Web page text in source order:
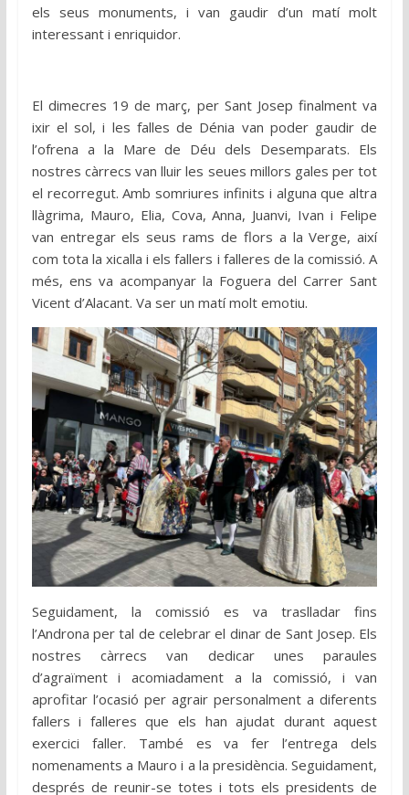
els seus monuments, i van gaudir d’un matí molt
interessant i enriquidor.
El dimecres 19 de març, per Sant Josep finalment va
ixir el sol, i les falles de Dénia van poder gaudir de
l’ofrena a la Mare de Déu dels Desemparats. Els
nostres càrrecs van lluir les seues millors gales per tot
el recorregut. Amb somriures infinits i alguna que altra
llàgrima, Mauro, Elia, Cova, Anna, Juanvi, Ivan i Felipe
van entregar els seus rams de flors a la Verge, així
com tota la xicalla i els fallers i falleres de la comissió. A
més, ens va acompanyar la Foguera del Carrer Sant
Vicent d’Alacant. Va ser un matí molt emotiu.
Seguidament, la comissió es va traslladar fins
l’Androna per tal de celebrar el dinar de Sant Josep. Els
nostres càrrecs van dedicar unes paraules
d’agraïment i acomiadament a la comissió, i van
aprofitar l’ocasió per agrair personalment a diferents
fallers i falleres que els han ajudat durant aquest
exercici faller. També es va fer l’entrega dels
nomenaments a Mauro i a la presidència. Seguidament,
després de reunir-se totes i tots els presidents de